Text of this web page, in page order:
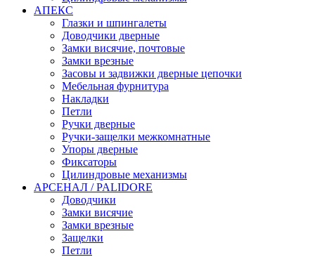
АПЕКС
Глазки и шпингалеты
Доводчики дверные
Замки висячие, почтовые
Замки врезные
Засовы и задвижки дверные цепочки
Мебельная фурнитура
Накладки
Петли
Ручки дверные
Ручки-защелки межкомнатные
Упоры дверные
Фиксаторы
Цилиндровые механизмы
АРСЕНАЛ / PALIDORE
Доводчики
Замки висячие
Замки врезные
Защелки
Петли